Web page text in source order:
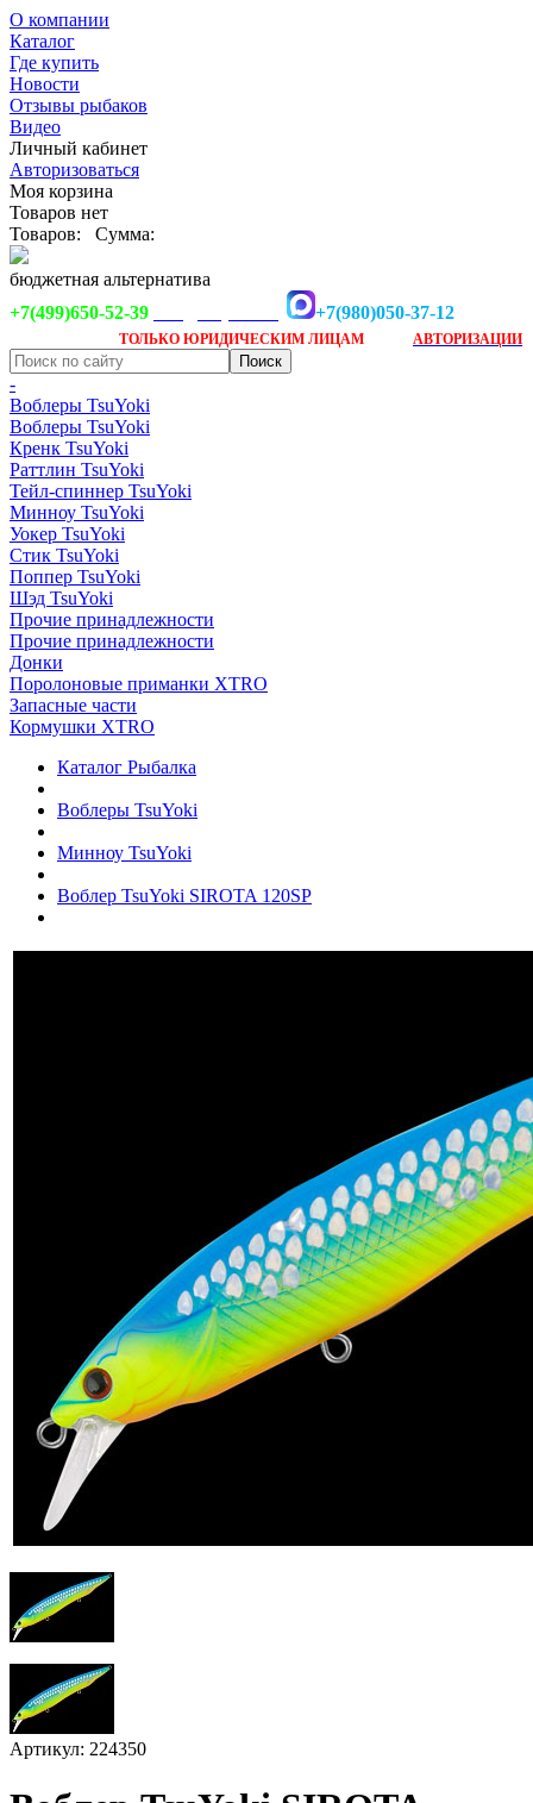
О компании
Каталог
Где купить
Новости
Отзывы рыбаков
Видео
Личный кабинет
Авторизоваться
Моя корзина
Товаров нет
Товаров:
Сумма:
бюджетная альтернатива
+7(499)650-52-39
+7(980)050-37-12
ТОЛЬКО ЮРИДИЧЕСКИМ ЛИЦАМ АВТОРИЗАЦИИ
-
Воблеры TsuYoki
Воблеры TsuYoki
Кренк TsuYoki
Раттлин TsuYoki
Тейл-спиннер TsuYoki
Минноу TsuYoki
Уокер TsuYoki
Стик TsuYoki
Поппер TsuYoki
Шэд TsuYoki
Прочие принадлежности
Прочие принадлежности
Донки
Поролоновые приманки XTRO
Запасные части
Кормушки XTRO
Каталог Рыбалка
Воблеры TsuYoki
Минноу TsuYoki
Воблер TsuYoki SIROTA 120SP
Артикул: 224350